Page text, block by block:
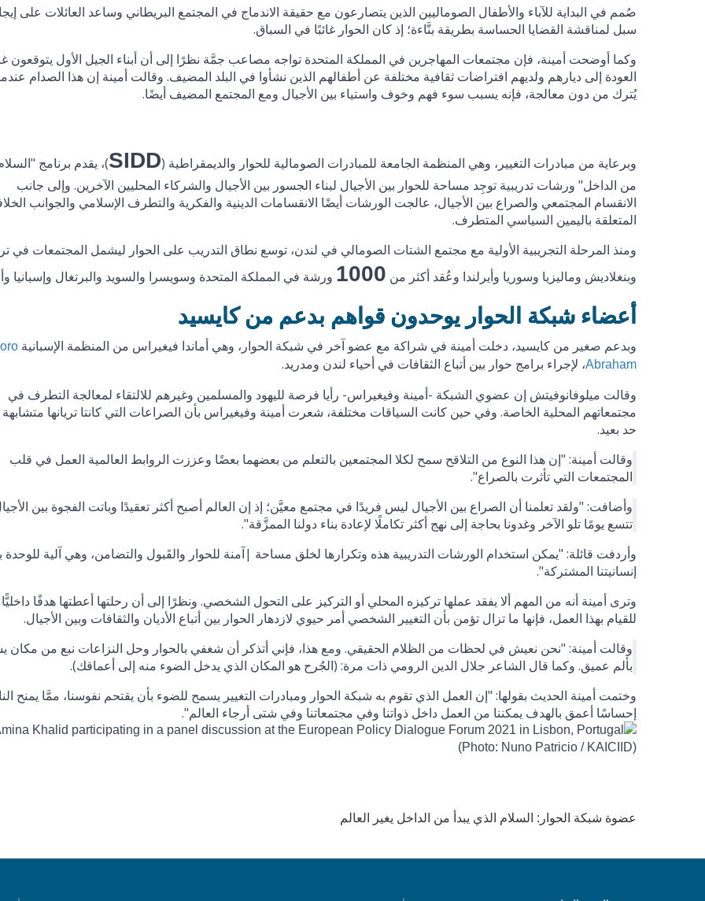
صُمم في البداية للآباء والأطفال الصوماليين الذين يتصارعون مع حقيقة الاندماج في المجتمع البريطاني وساعد العائلات على
سبل لمناقشة القضايا الحساسة بطريقة بنَّاءة؛ إذ كان الحوار غائبًا في السباق.
وكما أوضحت أمينة، فإن مجتمعات المهاجرين في المملكة المتحدة تواجه مصاعب جمَّة نظرًا إلى أن أبناء الجيل الأول يتوقعون
العودة إلى ديارهم ولديهم افتراضات ثقافية مختلفة عن أطفالهم الذين نشأوا في البلد المضيف. وقالت أمينة إن هذا الصدام
يُترك من دون معالجة، فإنه يسبب سوء فهم وخوف واستياء بين الأجيال ومع المجتمع المضيف أيضًا.
وبرعاية من مبادرات التغيير، وهي المنظمة الجامعة للمبادرات الصومالية للحوار والديمقراطية (SIDD)، يقدم برنامج
من الداخل" ورشات تدريبية توجِد مساحة للحوار بين الأجيال لبناء الجسور بين الأجيال والشركاء المحليين الآخرين. وإلى جانب
الانقسام المجتمعي والصراع بين الأجيال، عالجت الورشات أيضًا الانقسامات الدينية والفكرية والتطرف الإسلامي والجوانب
المتعلقة باليمين السياسي المتطرف.
ومنذ المرحلة التجريبية الأولية مع مجتمع الشتات الصومالي في لندن، توسع نطاق التدريب على الحوار ليشمل المجتمعات في
وبنغلاديش وماليزيا وسوريا وأيرلندا وعُقد أكثر من 1000 ورشة في المملكة المتحدة وسويسرا والسويد والبرتغال وإسبانيا
أعضاء شبكة الحوار يوحدون قواهم بدعم من كايسيد
وبدعم صغير من كايسيد، دخلت أمينة في شراكة مع عضو آخر في شبكة الحوار، وهي أماندا فيغيراس من المنظمة الإسبانية
Abraham، لإجراء برامج حوار بين أتباع الثقافات في أحياء لندن ومدريد.
وقالت ميلوفانوفيتش إن عضوي الشبكة -أمينة وفيغيراس- رأيا فرصة لليهود والمسلمين وغيرهم للالتقاء لمعالجة التطرف في
مجتمعاتهم المحلية الخاصة. وفي حين كانت السياقات مختلفة، شعرت أمينة وفيغيراس بأن الصراعات التي كانتا تريانها متشابهة
حد بعيد.
وقالت أمينة: "إن هذا النوع من التلاقح سمح لكلا المجتمعين بالتعلم من بعضهما بعضًا وعززت الروابط العالمية العمل في قلب
المجتمعات التي تأثرت بالصراع".
وأضافت: "ولقد تعلمنا أن الصراع بين الأجيال ليس فريدًا في مجتمع معيَّن؛ إذ إن العالم أصبح أكثر تعقيدًا وباتت الفجوة بين
تتسع يومًا تلو الآخر وغدونا بحاجة إلى نهج أكثر تكاملًا لإعادة بناء دولنا الممزَّقة".
وأردفت قائلة: "يمكن استخدام الورشات التدريبية هذه وتكرارها لخلق مساحة |آمنة للحوار والقَبول والتضامن، وهي آلية للوحدة
إنسانيتنا المشتركة".
وترى أمينة أنه من المهم ألا يفقد عملها تركيزه المحلي أو التركيز على التحول الشخصي. ونظرًا إلى أن رحلتها أعطتها هدفًا داخليًّا
للقيام بهذا العمل، فإنها ما تزال تؤمن بأن التغيير الشخصي أمر حيوي لازدهار الحوار بين أتباع الأديان والثقافات وبين الأجيال.
وقالت أمينة: "نحن نعيش في لحظات من الظلام الحقيقي. ومع هذا، فإني أتذكر أن شغفي بالحوار وحل النزاعات نبع من مكان
بألم عميق. وكما قال الشاعر جلال الدين الرومي ذات مرة: (الجُرح هو المكان الذي يدخل الضوء منه إلى أعماقك).
وختمت أمينة الحديث بقولها: "إن العمل الذي تقوم به شبكة الحوار ومبادرات التغيير يسمح للضوء بأن يقتحم نفوسنا، ممَّا يمنح
إحساسًا أعمق بالهدف يمكننا من العمل داخل ذواتنا وفي مجتمعاتنا وفي شتى أرجاء العالم".
عضوة شبكة الحوار: السلام الذي يبدأ من الداخل يغير العالم